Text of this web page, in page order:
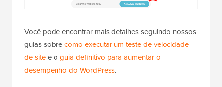
Você pode encontrar mais detalhes seguindo nossos
guias sobrecomo executar um teste de velocidade
de sitee o guia definitivo para aumentar o
desempenho do WordPress.